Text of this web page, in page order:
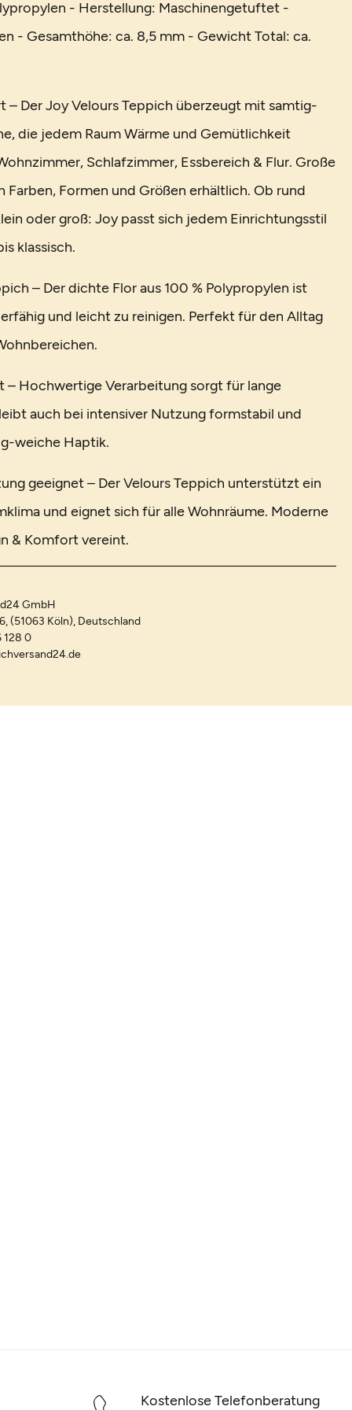
- Herstellung: Maschinengetuftet -
- Gesamthöhe: ca. 8,5 mm - Gewicht Total: ca.
– Der Joy Velours Teppich überzeugt mit samtig-
die jedem Raum Wärme und Gemütlichkeit
Schlafzimmer, Essbereich & Flur. Große
Farben, Formen und Größen erhältlich. Ob rund
oder groß: Joy passt sich jedem Einrichtungsstil
klassisch.
– Der dichte Flor aus 100 % Polypropylen ist
und leicht zu reinigen. Perfekt für den Alltag
– Hochwertige Verarbeitung sorgt für lange
auch bei intensiver Nutzung formstabil und
weiche Haptik.
geeignet – Der Velours Teppich unterstützt ein
und eignet sich für alle Wohnräume. Moderne
& Komfort vereint.
GmbH
(51063 Köln), Deutschland
128 0
Kostenlose Telefonberatung